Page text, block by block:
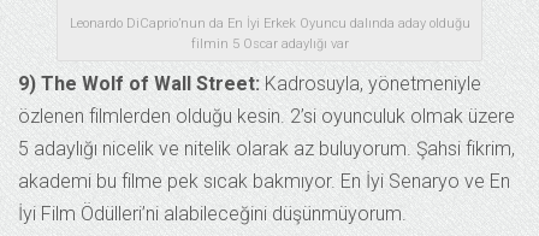
Leonardo DiCaprio’nun da En İyi Erkek Oyuncu dalında aday olduğu
filmin 5 Oscar adaylığı var
9) The Wolf of Wall Street: Kadrosuyla, yönetmeniyle
özlenen filmlerden olduğu kesin. 2’si oyunculuk olmak üzere
5 adaylığı nicelik ve nitelik olarak az buluyorum. Şahsi fikrim,
akademi bu filme pek sıcak bakmıyor. En İyi Senaryo ve En
İyi Film Ödülleri’ni alabileceğini düşünmüyorum.